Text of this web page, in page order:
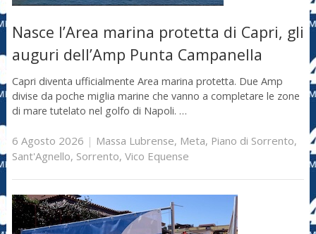
Nasce l’Area marina protetta di Capri, gli
auguri dell’Amp Punta Campanella
Capri diventa ufficialmente Area marina protetta. Due Amp
divise da poche miglia marine che vanno a completare le zone
di mare tutelato nel golfo di Napoli. …
6 Agosto 2026 | Massa Lubrense, Meta, Piano di Sorrento,
Sant'Agnello, Sorrento, Vico Equense